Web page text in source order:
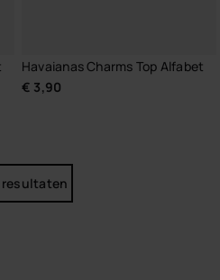
Havaianas Charms Top Alfabet
€ 3,90
resultaten